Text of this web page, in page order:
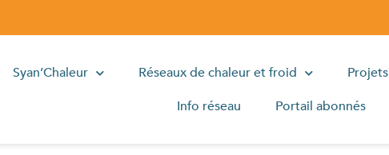
Syan’Chaleur Réseaux de chaleur et froid Projets
Info réseau
Portail abonnés